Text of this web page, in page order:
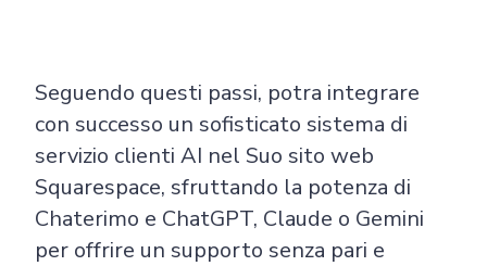
Seguendo questi passi, potra integrare
con successo un sofisticato sistema di
servizio clienti AI nel Suo sito web
Squarespace, sfruttando la potenza di
Chaterimo e ChatGPT, Claude o Gemini
per offrire un supporto senza pari e